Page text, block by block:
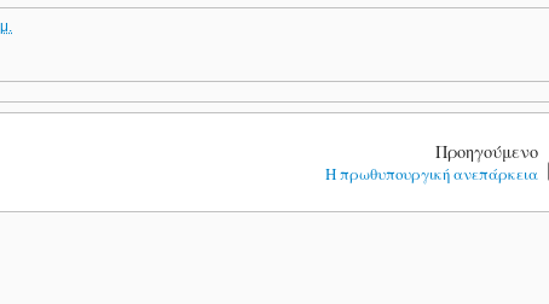
Προηγούμενο
Η πρωθυπουργική ανεπάρκεια